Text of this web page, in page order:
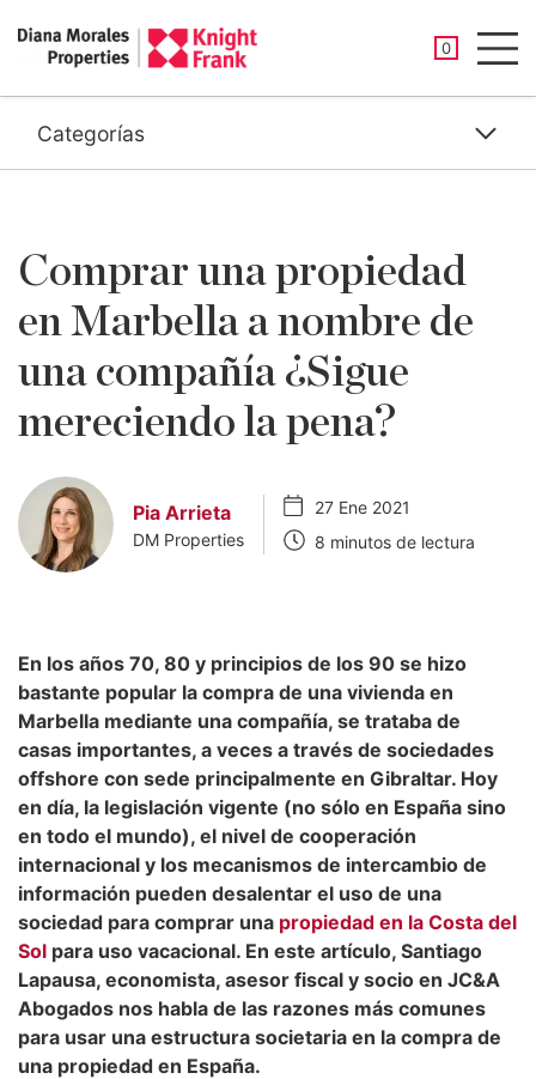
0
Categorías
Comprar una propiedad
en Marbella a nombre de
una compañía ¿Sigue
mereciendo la pena?
Pia Arrieta
DM Properties
27 Ene 2021
8 minutos de lectura
En los años 70, 80 y principios de los 90 se hizo
bastante popular la compra de una vivienda en
Marbella mediante una compañía, se trataba de
casas importantes, a veces a través de sociedades
offshore con sede principalmente en Gibraltar. Hoy
en día, la legislación vigente (no sólo en España sino
en todo el mundo), el nivel de cooperación
internacional y los mecanismos de intercambio de
información pueden desalentar el uso de una
sociedad para comprar una propiedad en la Costa del
Sol para uso vacacional. En este artículo, Santiago
Lapausa, economista, asesor fiscal y socio en JC&A
Abogados nos habla de las razones más comunes
para usar una estructura societaria en la compra de
una propiedad en España.